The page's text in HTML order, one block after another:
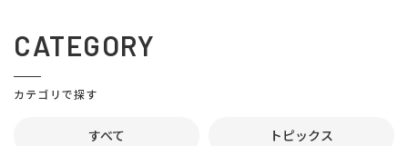
CATEGORY
カテゴリで探す
すべて トピックス